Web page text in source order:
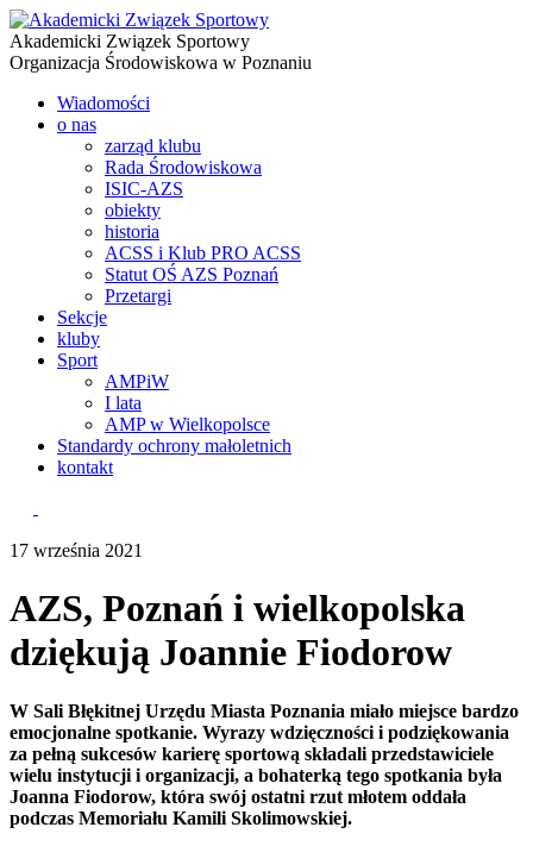
Akademicki Związek Sportowy
Organizacja Środowiskowa w Poznaniu
Wiadomości
o nas
zarząd klubu
Rada Środowiskowa
ISIC-AZS
obiekty
historia
ACSS i Klub PRO ACSS
Statut OŚ AZS Poznań
Przetargi
Sekcje
kluby
Sport
AMPiW
I lata
AMP w Wielkopolsce
Standardy ochrony małoletnich
kontakt
17 września 2021
AZS, Poznań i wielkopolska
dziękują Joannie Fiodorow
W Sali Błękitnej Urzędu Miasta Poznania miało miejsce bardzo
emocjonalne spotkanie. Wyrazy wdzięczności i podziękowania
za pełną sukcesów karierę sportową składali przedstawiciele
wielu instytucji i organizacji, a bohaterką tego spotkania była
Joanna Fiodorow, która swój ostatni rzut młotem oddała
podczas Memoriału Kamili Skolimowskiej.